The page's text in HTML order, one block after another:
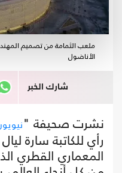
ملعب الثمامة من تصميم
الأناضول
شارك الخبر
نشرت صحيفة "
رأي للكاتبة سارة
المعماري القطري